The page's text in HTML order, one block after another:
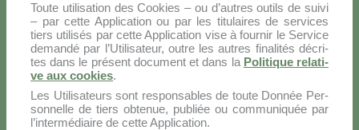
Tou­te uti­li­sa­tion des Coo­kies – ou d’autres ou­tils de sui­vi
– par cet­te Ap­pli­ca­tion ou par les ti­tu­lai­res de ser­vi­ces
tiers uti­li­sés par cet­te Ap­pli­ca­tion vi­se à four­nir le Ser­vi­ce
de­man­dé par l’Utilisateur, ou­tre les au­tres fi­na­li­tés dé­cri­
tes dans le pré­sent do­cu­ment et dans la Po­li­ti­que re­la­ti­
ve aux coo­kies.
Les Uti­li­sa­teurs sont re­spon­sa­bles de tou­te Don­née Per­
son­nel­le de tiers ob­te­nue, pu­bliée ou com­mu­ni­quée par
l’intermédiaire de cet­te Ap­pli­ca­tion.